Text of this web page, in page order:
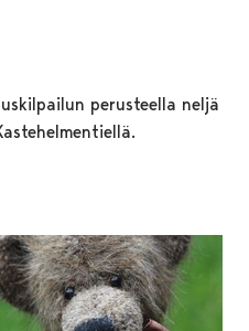
perusteella neljä